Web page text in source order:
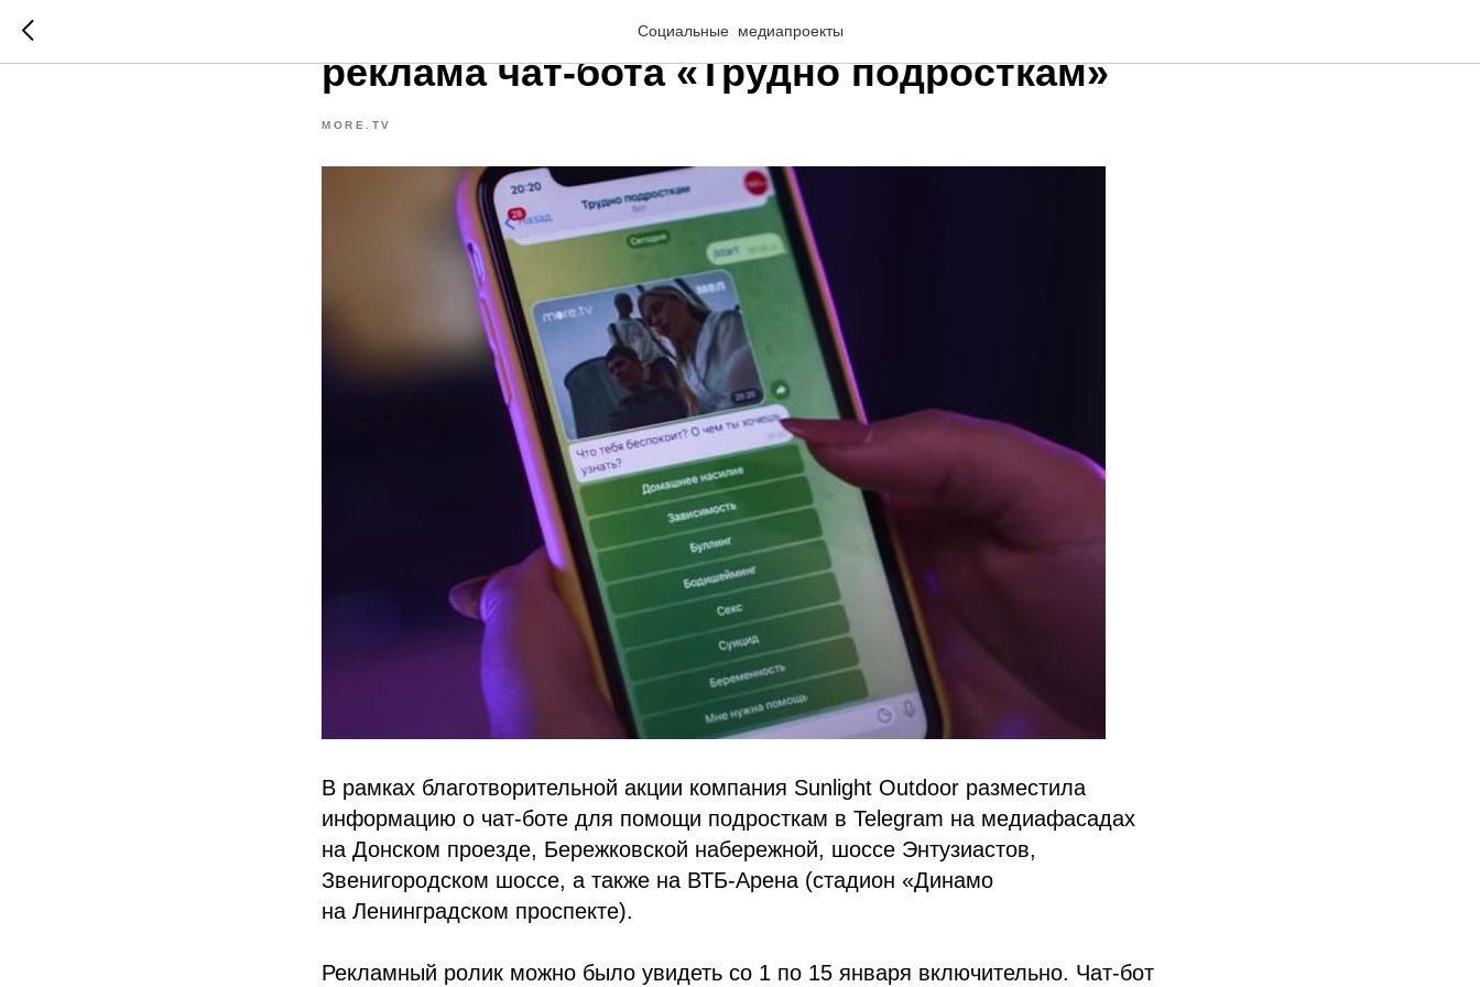
Социальные медиапроекты
На медиафасадах Москвы появилась
реклама чат-бота «Трудно подросткам»
MORE.TV
В рамках благотворительной акции компания Sunlight Outdoor разместила
информацию о чат-боте для помощи подросткам в Telegram на медиафасадах
на Донском проезде, Бережковской набережной, шоссе Энтузиастов,
Звенигородском шоссе, а также на ВТБ-Арена (стадион «Динамо
на Ленинградском проспекте).
Рекламный ролик можно было увидеть со 1 по 15 января включительно. Чат-бот